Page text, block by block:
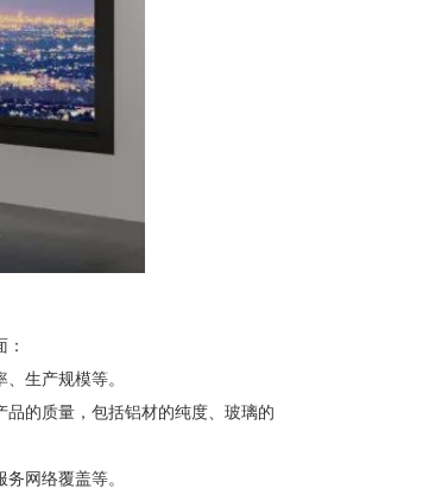
生产规模等。
的质量，包括铝材的纯度、玻璃的
网络覆盖等。